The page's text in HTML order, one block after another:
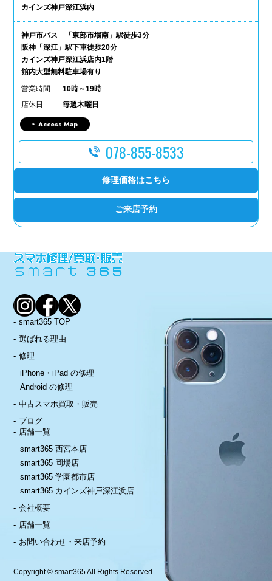
カインズ神戸深江浜内
神戸市バス 「東部市場南」駅徒歩3分
阪神「深江」駅下車徒歩20分
カインズ神戸深江浜店内1階
館内大型無料駐車場有り
営業時間
10時～19時
店休日
毎週木曜日
Access Map
078-855-8533
修理価格はこちら
ご来店予約
smart365 TOP
選ばれる理由
修理
iPhone・iPad の修理
Android の修理
中古スマホ買取・販売
ブログ
店舗一覧
smart365 西宮本店
smart365 岡場店
smart365 学園都市店
smart365 カインズ神戸深江浜店
会社概要
店舗一覧
お問い合わせ・来店予約
Copyright © smart365 All Rights Reserved.